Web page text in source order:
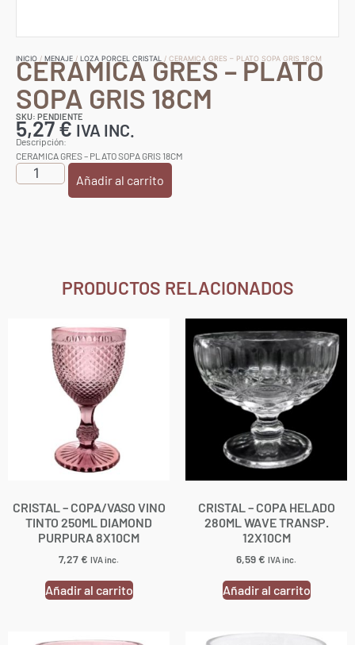
INICIO / MENAJE / LOZA PORCEL CRISTAL / CERAMICA GRES – PLATO SOPA GRIS 18CM
CERAMICA GRES – PLATO
SOPA GRIS 18CM
SKU: PENDIENTE
5,27€ IVA INC.
Descripción:
CERAMICA GRES – PLATO SOPA GRIS 18CM
Añadir al carrito
PRODUCTOS RELACIONADOS
CRISTAL – COPA/VASO VINO
TINTO 250ML DIAMOND
PURPURA 8X10CM
7,27€ IVA inc.
Añadir al carrito
CRISTAL – COPA HELADO
280ML WAVE TRANSP.
12X10CM
6,59€ IVA inc.
Añadir al carrito